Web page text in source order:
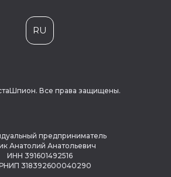
RU
Все права защищены.
предприниматель
Анатолий Анатольевич
ИНН 391601492516
318392600040290